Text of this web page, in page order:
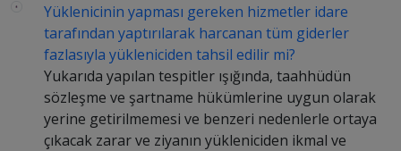
Yüklenicinin yapması gereken hizmetler idare
tarafından yaptırılarak harcanan tüm giderler
fazlasıyla yükleniciden tahsil edilir mi?
Yukarıda yapılan tespitler ışığında, taahhüdün
sözleşme ve şartname hükümlerine uygun olarak
yerine getirilmemesi ve benzeri nedenlerle ortaya
çıkacak zarar ve ziyanın yükleniciden ikmal ve